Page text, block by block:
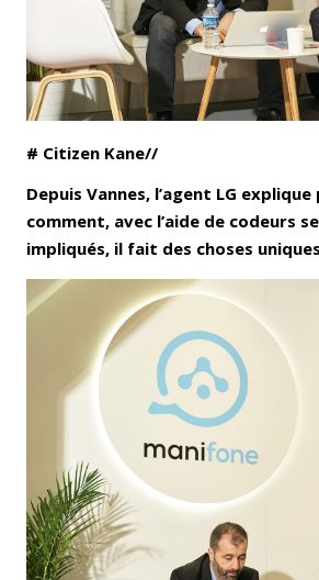
# Citizen Kane//
Depuis Vannes, l’agent LG
comment, avec l’aide de codeurs
impliqués, il fait des choses